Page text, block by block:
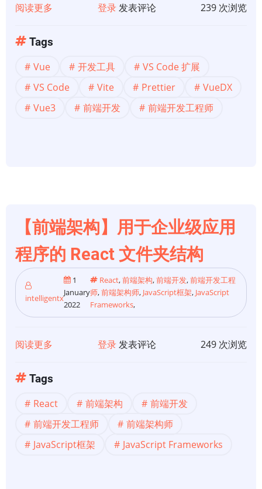
阅读更多
具】
2022
员
的
5
Code
登录发表评论 239 次浏览
Tags
Vue 开发工具
VS Code 扩展
VS Code
Vite Prettier
VueDX
Vue3
前端开发 前端开发工程师
【前端架构】用于企业级应用
程序的 React 文件夹结构
intelligentx
1
January
2022
React,前端架构,前端开发,前端开发工程
师,前端架构师, JavaScript框架, JavaScript
Frameworks,
阅读更多
架
构】
用
登录发表评论 249 次浏览
Tags
React 前端架构
前端开发
前端开发工程师
前端架构师
JavaScript框架
JavaScript Frameworks